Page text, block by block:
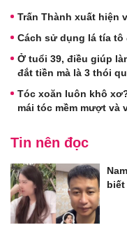
Trấn Thành xuất hiện
Cách sử dụng lá tía tô
Ở tuổi 39, điều giúp
đắt tiền mà là 3 thói
Tóc xoăn luôn khô
mái tóc mềm mượt và
Tin nên đọc
biết